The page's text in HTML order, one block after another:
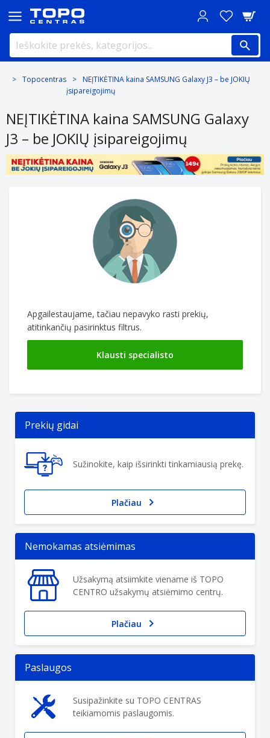
Topocentras
NEĮTIKĖTINA kaina SAMSUNG Galaxy J3 – be JOKIŲ
įsipareigojimų
NEĮTIKĖTINA kaina SAMSUNG Galaxy
J3 – be JOKIŲ įsipareigojimų
Apgailestaujame, tačiau nepavyko rasti prekių,
atitinkančių pasirinktus filtrus.
Klausti specialisto
Prekių gidai
Sužinokite, kaip išsirinkti tinkamiausią prekę.
Plačiau
Nemokamas atsiėmimas
Užsakymą atsiimkite viename iš TOPO
CENTRO užsakymų atsiėmimo centrų.
Plačiau
Paslaugos
Susipažinkite su TOPO CENTRAS
teikiamomis paslaugomis.